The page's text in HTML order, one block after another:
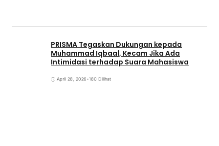
PRISMA Tegaskan Dukungan kepada
Muhammad Iqbaal, Kecam Jika Ada
Intimidasi terhadap Suara Mahasiswa
April 28, 2026•180 Dilihat